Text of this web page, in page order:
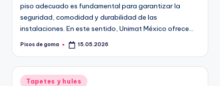
piso adecuado es fundamental para garantizar la
seguridad, comodidad y durabilidad de las
instalaciones. En este sentido, Unimat México ofrece…
Publicado
Pisos de goma 15.05.2026
Publicado
Tapetes y hules